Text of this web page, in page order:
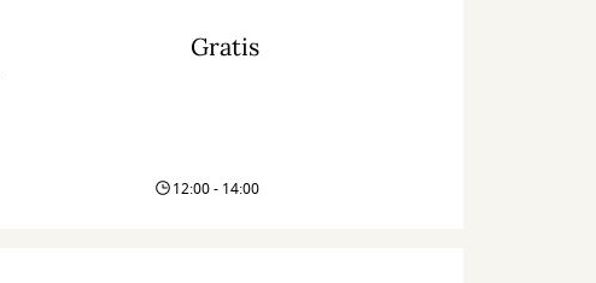
Gratis
12:00 - 14:00